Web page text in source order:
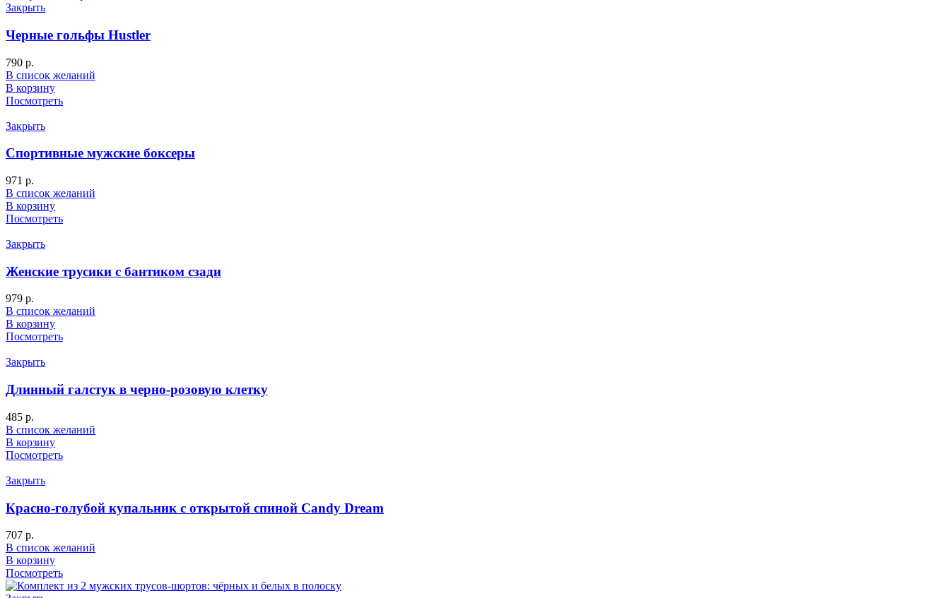
Закрыть
Черные гольфы Hustler
790 р.
В список желаний
В корзину
Посмотреть
Закрыть
Спортивные мужские боксеры
971 р.
В список желаний
В корзину
Посмотреть
Закрыть
Женские трусики с бантиком сзади
979 р.
В список желаний
В корзину
Посмотреть
Закрыть
Длинный галстук в черно-розовую клетку
485 р.
В список желаний
В корзину
Посмотреть
Закрыть
Красно-голубой купальник с открытой спиной Candy Dream
707 р.
В список желаний
В корзину
Посмотреть